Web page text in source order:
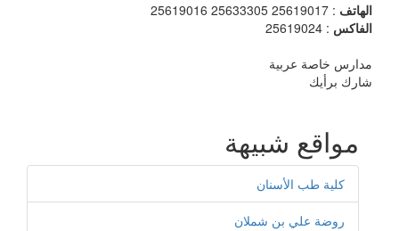
الهاتف : 25619017 25633305 25619016
الفاكس : 25619024
مدارس خاصة عربية
شارك برأيك
مواقع شبيهة
كلية طب الأسنان
روضة علي بن شملان